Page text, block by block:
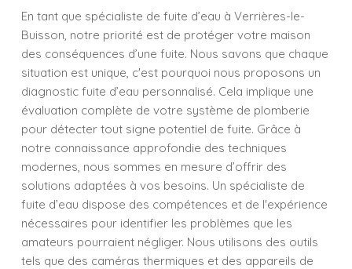
En tant que spécialiste de fuite d’eau à Verrières-le-
Buisson, notre priorité est de protéger votre maison
des conséquences d’une fuite. Nous savons que chaque
situation est unique, c'est pourquoi nous proposons un
diagnostic fuite d’eau personnalisé. Cela implique une
évaluation complète de votre système de plomberie
pour détecter tout signe potentiel de fuite. Grâce à
notre connaissance approfondie des techniques
modernes, nous sommes en mesure d’offrir des
solutions adaptées à vos besoins. Un spécialiste de
fuite d’eau dispose des compétences et de l'expérience
nécessaires pour identifier les problèmes que les
amateurs pourraient négliger. Nous utilisons des outils
tels que des caméras thermiques et des appareils de